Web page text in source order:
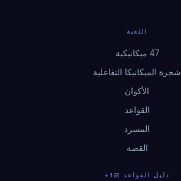
اللعبة
47 ميكانيكية
شجرة الميكانيكا التفاعلية
الأكوان
القواعد
المسرد
القصة
دليل القواعد 12+